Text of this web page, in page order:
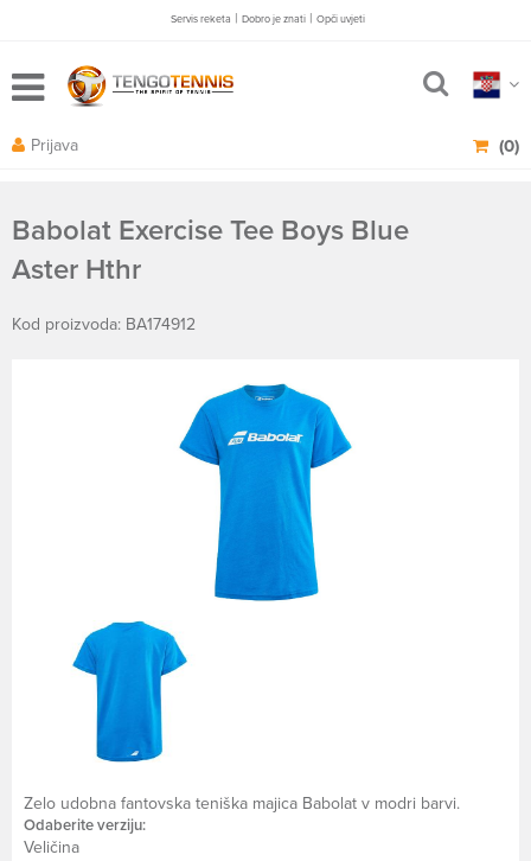
Servis reketa | Dobro je znati | Opči uvjeti
(0)
Prijava
Babolat Exercise Tee Boys Blue
Aster Hthr
Kod proizvoda: BA174912
Zelo udobna fantovska teniška majica Babolat v modri barvi.
Odaberite verziju:
Veličina